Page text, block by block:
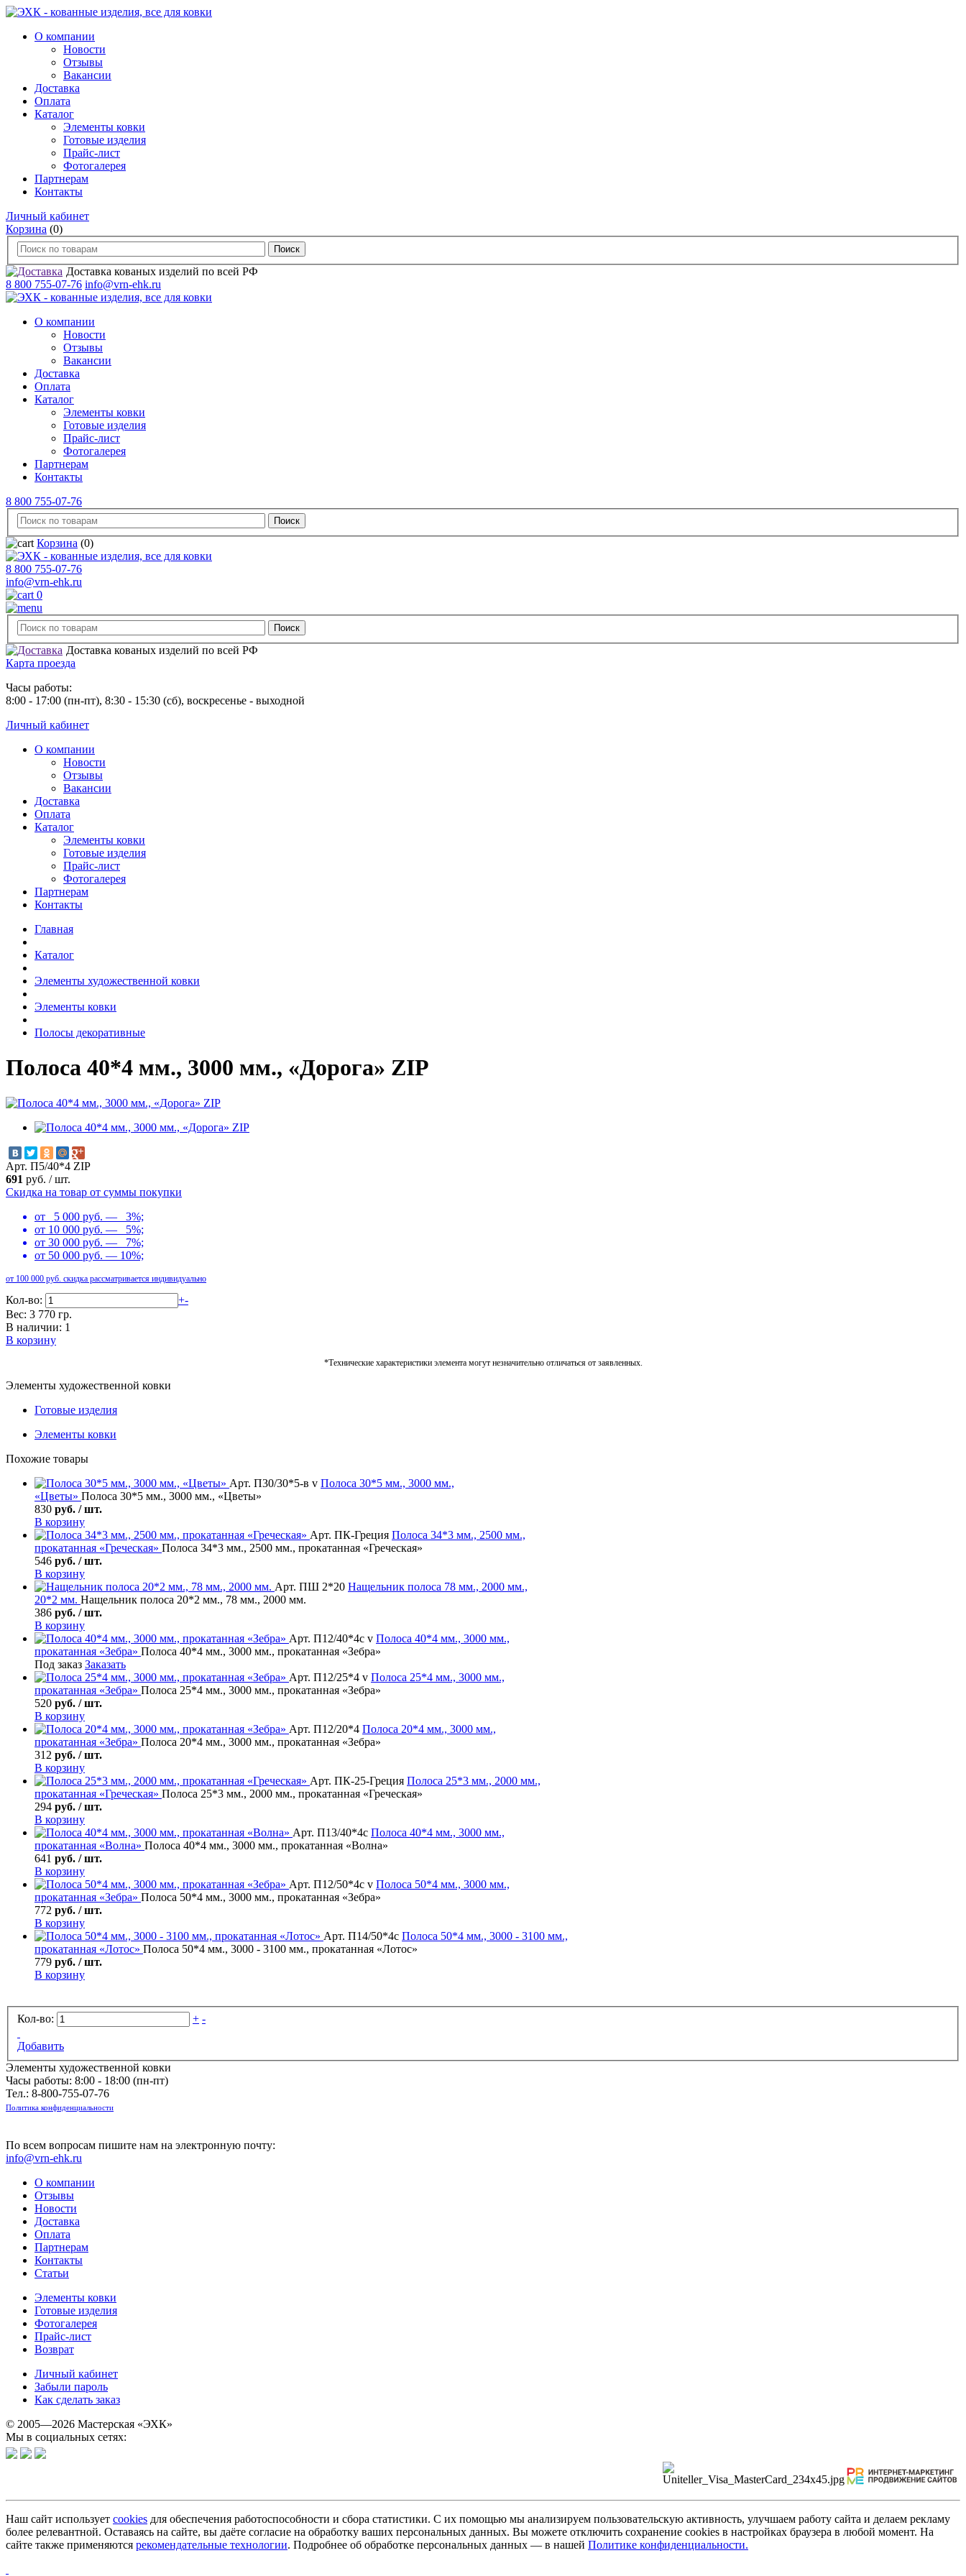
О компании
Новости
Отзывы
Вакансии
Доставка
Оплата
Каталог
Элементы ковки
Готовые изделия
Прайс-лист
Фотогалерея
Партнерам
Контакты
Личный кабинет
Корзина (0)
Доставка кованых изделий по всей РФ
8 800 755-07-76 info@vrn-ehk.ru
О компании
Новости
Отзывы
Вакансии
Доставка
Оплата
Каталог
Элементы ковки
Готовые изделия
Прайс-лист
Фотогалерея
Партнерам
Контакты
8 800 755-07-76
Корзина (0)
8 800 755-07-76
info@vrn-ehk.ru
0
Доставка кованых изделий по всей РФ
Карта проезда
Часы работы:
8:00 - 17:00 (пн-пт), 8:30 - 15:30 (сб), воскресенье - выходной
Личный кабинет
О компании
Новости
Отзывы
Вакансии
Доставка
Оплата
Каталог
Элементы ковки
Готовые изделия
Прайс-лист
Фотогалерея
Партнерам
Контакты
Главная
Каталог
Элементы художественной ковки
Элементы ковки
Полосы декоративные
Полоса 40*4 мм., 3000 мм., «Дорога» ZIP
Арт. П5/40*4 ZIP
691 руб. /шт.
Скидка на товар от суммы покупки
от 5 000 руб. — 3%;
от 10 000 руб. — 5%;
от 30 000 руб. — 7%;
от 50 000 руб. — 10%;
от 100 000 руб. скидка рассматривается индивидуально
Кол-во: +-
Вес: 3 770 гр.
В наличии: 1
В корзину
*Технические характеристики элемента могут незначительно отличаться от заявленных.
Элементы художественной ковки
Готовые изделия
Элементы ковки
Похожие товары
Арт. П30/30*5-в v Полоса 30*5 мм., 3000 мм.,
«Цветы» Полоса 30*5 мм., 3000 мм., «Цветы»
830 руб. / шт.
В корзину
Арт. ПК-Греция Полоса 34*3 мм., 2500 мм.,
прокатанная «Греческая» Полоса 34*3 мм., 2500 мм., прокатанная «Греческая»
546 руб. / шт.
В корзину
Арт. ПШ 2*20 Нащельник полоса 78 мм., 2000 мм.,
20*2 мм. Нащельник полоса 20*2 мм., 78 мм., 2000 мм.
386 руб. / шт.
В корзину
Арт. П12/40*4с v Полоса 40*4 мм., 3000 мм.,
прокатанная «Зебра» Полоса 40*4 мм., 3000 мм., прокатанная «Зебра»
Под заказ Заказать
Арт. П12/25*4 v Полоса 25*4 мм., 3000 мм.,
прокатанная «Зебра» Полоса 25*4 мм., 3000 мм., прокатанная «Зебра»
520 руб. / шт.
В корзину
Арт. П12/20*4 Полоса 20*4 мм., 3000 мм.,
прокатанная «Зебра» Полоса 20*4 мм., 3000 мм., прокатанная «Зебра»
312 руб. / шт.
В корзину
Арт. ПК-25-Греция Полоса 25*3 мм., 2000 мм.,
прокатанная «Греческая» Полоса 25*3 мм., 2000 мм., прокатанная «Греческая»
294 руб. / шт.
В корзину
Арт. П13/40*4с Полоса 40*4 мм., 3000 мм.,
прокатанная «Волна» Полоса 40*4 мм., 3000 мм., прокатанная «Волна»
641 руб. / шт.
В корзину
Арт. П12/50*4с v Полоса 50*4 мм., 3000 мм.,
прокатанная «Зебра» Полоса 50*4 мм., 3000 мм., прокатанная «Зебра»
772 руб. / шт.
В корзину
Арт. П14/50*4с Полоса 50*4 мм., 3000 - 3100 мм.,
прокатанная «Лотос» Полоса 50*4 мм., 3000 - 3100 мм., прокатанная «Лотос»
779 руб. / шт.
В корзину
Кол-во: + -
Добавить
Элементы художественной ковки
Часы работы: 8:00 - 18:00 (пн-пт)
Тел.: 8-800-755-07-76
Политика конфиденциальности
По всем вопросам пишите нам на электронную почту:
info@vrn-ehk.ru
О компании
Отзывы
Новости
Доставка
Оплата
Партнерам
Контакты
Статьи
Элементы ковки
Готовые изделия
Фотогалерея
Прайс-лист
Возврат
Личный кабинет
Забыли пароль
Как сделать заказ
© 2005—2026 Мастерская «ЭХК»
Мы в социальных сетях:
Наш сайт использует cookies для обеспечения работоспособности и сбора статистики. С их помощью мы анализируем пользовательскую активность, улучшаем работу сайта и делаем рекламу
более релевантной. Оставаясь на сайте, вы даёте согласие на обработку ваших персональных данных. Вы можете отключить сохранение cookies в настройках браузера в любой момент. На
сайте также применяются рекомендательные технологии. Подробнее об обработке персональных данных — в нашей Политике конфиденциальности.